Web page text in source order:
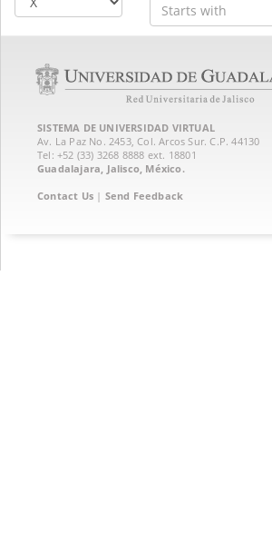
SISTEMA DE UNIVERSIDAD VIRTUAL
Av. La Paz No. 2453, Col. Arcos Sur. C.P. 44130
Tel: +52 (33) 3268 8888‏ ext. 18801
Guadalajara, Jalisco, México.
Contact Us | Send Feedback